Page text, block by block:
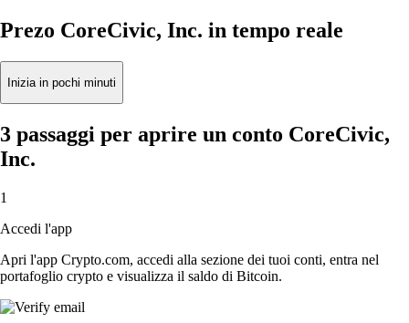
Prezo CoreCivic, Inc. in tempo reale
Inizia in pochi minuti
3 passaggi per aprire un conto CoreCivic,
Inc.
1
Accedi l'app
Apri l'app Crypto.com, accedi alla sezione dei tuoi conti, entra nel
portafoglio crypto e visualizza il saldo di Bitcoin.